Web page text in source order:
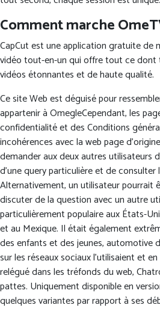
Comment marche
CapCut est une application gratuite
vidéo tout-en-un qui offre tout ce dont
vidéos étonnantes et de haute qualité.
Ce site Web est déguisé pour
appartenir à OmegleCependant, les
confidentialité et des Conditions
incohérences avec la web page
demander aux deux autres utilisateurs
d’une query particulière et de consulter
Alternativement, un utilisateur pourrait
discuter de la question avec un autre
particulièrement populaire aux États-
et au Mexique. Il était également
des enfants et des jeunes, automotive
sur les réseaux sociaux l’utilisaient et
relégué dans les tréfonds du web,
pattes. Uniquement disponible en
quelques variantes par rapport à ses